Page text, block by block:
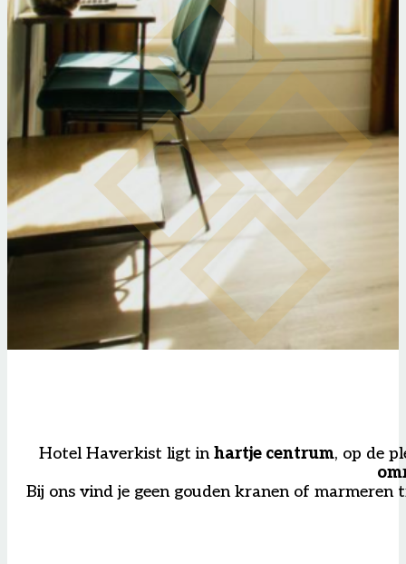
Hotel Haverkist ligt inhartje centrum, op de
Bij ons vind je geen gouden kranen of marmeren